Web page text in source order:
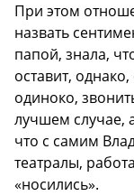
При этом
назвать
папой, знала,
оставит,
одиноко,
лучшем случае,
что с самим
театралы,
«носились».